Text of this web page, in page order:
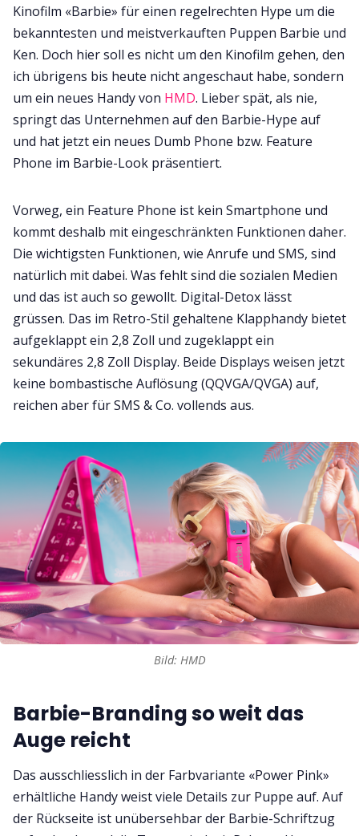
Kinofilm «Barbie» für einen regelrechten Hype um die
bekanntesten und meistverkauften Puppen Barbie und
Ken. Doch hier soll es nicht um den Kinofilm gehen, den
ich übrigens bis heute nicht angeschaut habe, sondern
um ein neues Handy von HMD. Lieber spät, als nie,
springt das Unternehmen auf den Barbie-Hype auf
und hat jetzt ein neues Dumb Phone bzw. Feature
Phone im Barbie-Look präsentiert.
Vorweg, ein Feature Phone ist kein Smartphone und
kommt deshalb mit eingeschränkten Funktionen daher.
Die wichtigsten Funktionen, wie Anrufe und SMS, sind
natürlich mit dabei. Was fehlt sind die sozialen Medien
und das ist auch so gewollt. Digital-Detox lässt
grüssen. Das im Retro-Stil gehaltene Klapphandy bietet
aufgeklappt ein 2,8 Zoll und zugeklappt ein
sekundäres 2,8 Zoll Display. Beide Displays weisen jetzt
keine bombastische Auflösung (QQVGA/QVGA) auf,
reichen aber für SMS & Co. vollends aus.
Bild: HMD
Barbie-Branding so weit das
Auge reicht
Das ausschliesslich in der Farbvariante «Power Pink»
erhältliche Handy weist viele Details zur Puppe auf. Auf
der Rückseite ist unübersehbar der Barbie-Schriftzug